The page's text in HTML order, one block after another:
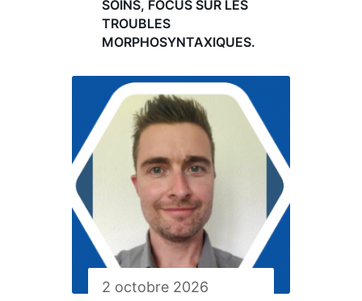
SOINS, FOCUS SUR LES
TROUBLES
MORPHOSYNTAXIQUES.
2 octobre 2026